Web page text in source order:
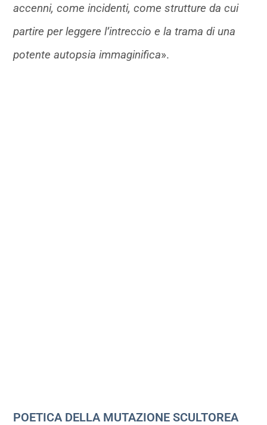
accenni, come incidenti, come strutture da cui
partire per leggere l’intreccio e la trama di una
potente autopsia immaginifica».
POETICA DELLA MUTAZIONE SCULTOREA